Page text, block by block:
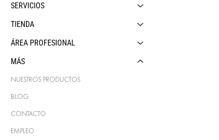
SERVICIOS
TIENDA
ÁREA PROFESIONAL
MÁS
NUESTROS PRODUCTOS
BLOG
CONTACTO
EMPLEO